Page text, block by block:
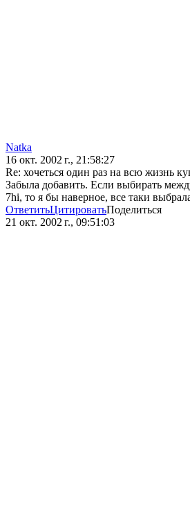
Natka
16 окт. 2002 г., 21:58:27
Re: хочеться один раз на всю жизнь
Забыла добавить. Если выбирать
7hi, то я бы наверное, все таки
ОтветитьЦитироватьПоделиться
21 окт. 2002 г., 09:51:03